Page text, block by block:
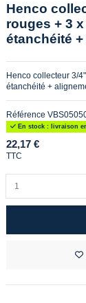
Henco
rouges + 3
étanchéité +
Henco collecteur 3/
étanchéité +
Référence
En stock : livraison
22,17 €
TTC